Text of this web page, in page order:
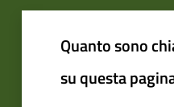
Quanto sono
su questa